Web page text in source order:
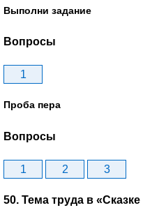
Выполни задание
Вопросы
1
Проба пера
Вопросы
1 2 3
50. Тема труда в